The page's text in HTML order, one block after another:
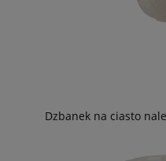
Dzbanek na ciasto